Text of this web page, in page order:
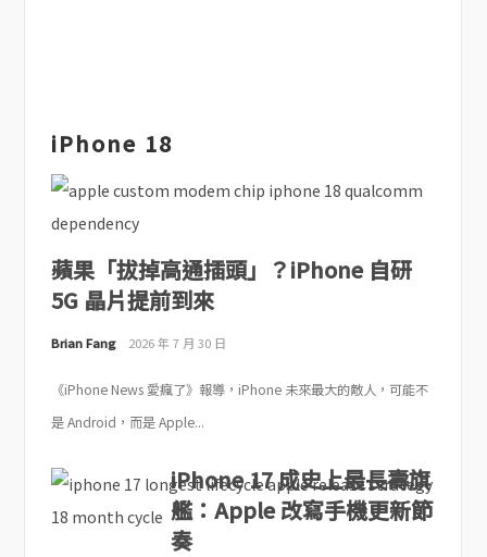
iPhone 18
蘋果「拔掉高通插頭」？iPhone 自研
5G 晶片提前到來
Brian Fang 2026 年 7 月 30 日
《iPhone News 愛瘋了》報導，iPhone 未來最大的敵人，可能不
是 Android，而是 Apple...
iPhone 17 成史上最長壽旗
艦：Apple 改寫手機更新節
奏